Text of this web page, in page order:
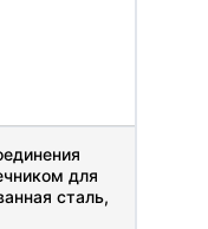
для
сталь,